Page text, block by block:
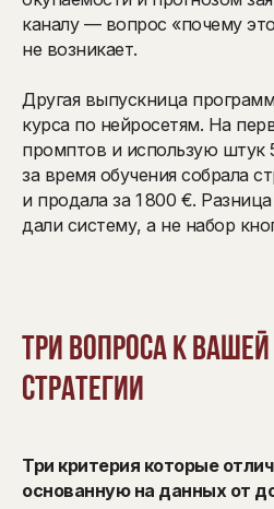
каналу — вопрос «почему
не возникает.
Другая выпускница
курса по нейросетям. На
промптов и использую штук
за время обучения собрала
и продала за 1 800 €.
дали систему, а не набор
Три вопроса к
стратегии
Три критерия которые
основанную на данных от